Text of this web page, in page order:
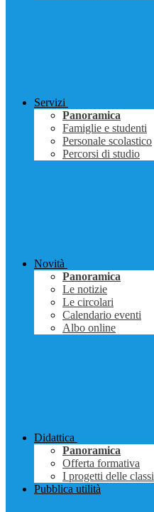
Servizi
Panoramica
Famiglie e studenti
Personale scolastico
Percorsi di studio
Novità
Panoramica
Le notizie
Le circolari
Calendario eventi
Albo online
Didattica
Panoramica
Offerta formativa
I progetti delle classi
Pubblica utilità